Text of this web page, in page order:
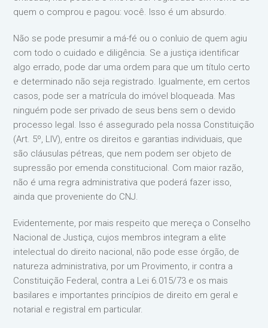
quem o comprou e pagou: você. Isso é um absurdo.
Não se pode presumir a má-fé ou o conluio de quem agiu
com todo o cuidado e diligência. Se a justiça identificar
algo errado, pode dar uma ordem para que um título certo
e determinado não seja registrado. Igualmente, em certos
casos, pode ser a matrícula do imóvel bloqueada. Mas
ninguém pode ser privado de seus bens sem o devido
processo legal. Isso é assegurado pela nossa Constituição
(Art. 5º, LIV), entre os direitos e garantias individuais, que
são cláusulas pétreas, que nem podem ser objeto de
supressão por emenda constitucional. Com maior razão,
não é uma regra administrativa que poderá fazer isso,
ainda que proveniente do CNJ.
Evidentemente, por mais respeito que mereça o Conselho
Nacional de Justiça, cujos membros integram a elite
intelectual do direito nacional, não pode esse órgão, de
natureza administrativa, por um Provimento, ir contra a
Constituição Federal, contra a Lei 6.015/73 e os mais
basilares e importantes princípios de direito em geral e
notarial e registral em particular.